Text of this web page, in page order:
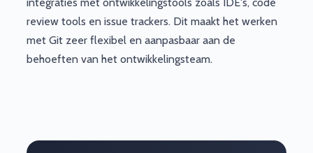
review tools en issue trackers. Dit maakt het werken
met Git zeer flexibel en aanpasbaar aan de
behoeften van het ontwikkelingsteam.